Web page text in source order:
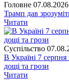
Головне
Трамп дав
Читати
Суспiльство
В Україні 7
дощі та грози
Читати